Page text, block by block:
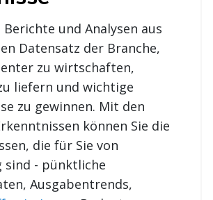
Datensatz der Branche,
zu wirtschaften,
liefern und wichtige
zu gewinnen. Mit den
können Sie die
die für Sie von
sind - pünktliche
Ausgabentrends,
, Budget